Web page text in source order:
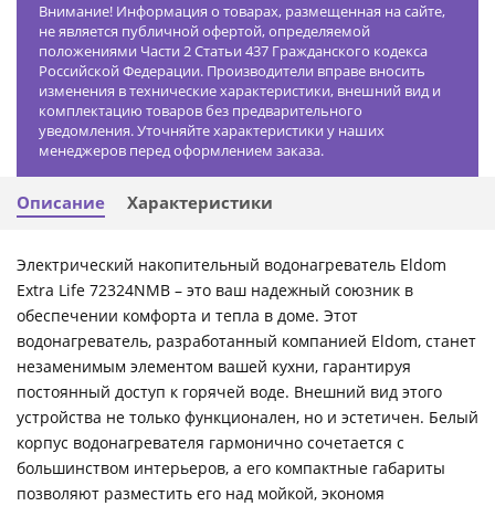
Внимание! Информация о товарах, размещенная на сайте,
не является публичной офертой, определяемой
положениями Части 2 Статьи 437 Гражданского кодекса
Российской Федерации. Производители вправе вносить
изменения в технические характеристики, внешний вид и
комплектацию товаров без предварительного
уведомления. Уточняйте характеристики у наших
менеджеров перед оформлением заказа.
Описание Характеристики
Электрический накопительный водонагреватель Eldom
Extra Life 72324NMB – это ваш надежный союзник в
обеспечении комфорта и тепла в доме. Этот
водонагреватель, разработанный компанией Eldom, станет
незаменимым элементом вашей кухни, гарантируя
постоянный доступ к горячей воде. Внешний вид этого
устройства не только функционален, но и эстетичен. Белый
корпус водонагревателя гармонично сочетается с
большинством интерьеров, а его компактные габариты
позволяют разместить его над мойкой, экономя